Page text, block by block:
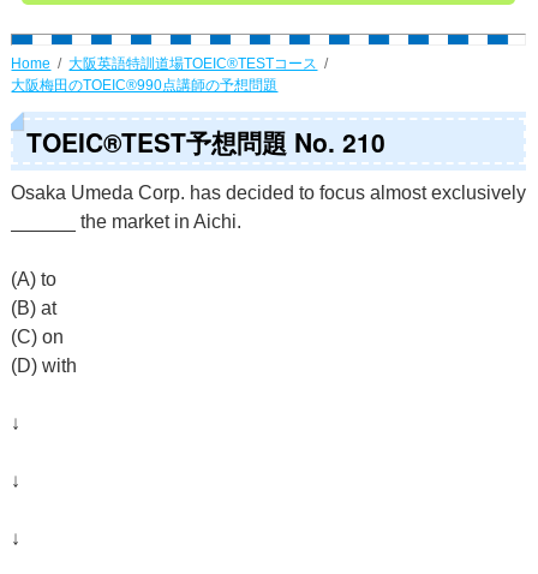
Home
大阪英語特訓道場TOEIC®TESTコース
大阪梅田のTOEIC®990点講師の予想問題
TOEIC®TEST予想問題 No. 210
Osaka Umeda Corp. has decided to focus almost exclusively
______ the market in Aichi.
(A) to
(B) at
(C) on
(D) with
↓
↓
↓